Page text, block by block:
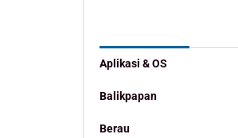
Aplikasi & OS
Balikpapan
Berau